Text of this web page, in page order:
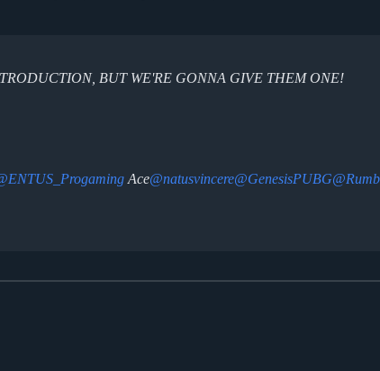
BUT WE'RE GONNA GIVE THEM ONE!
Ace@natusvincere@GenesisPUBG